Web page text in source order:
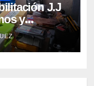
J.J
y
atención de